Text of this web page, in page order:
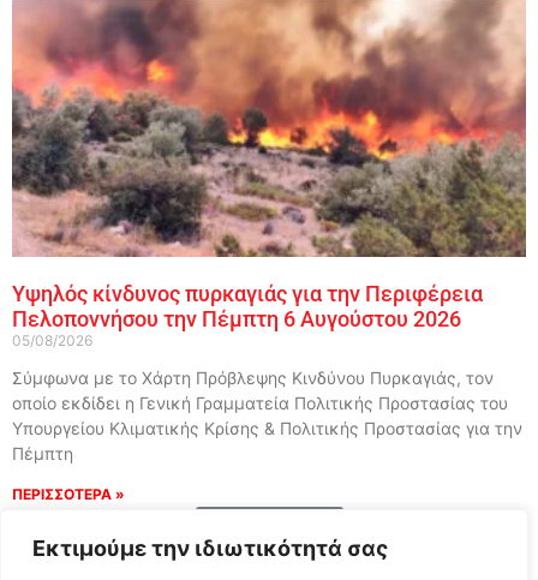
Εκτιμούμε την ιδιωτικότητά σας
Υψηλός κίνδυνος πυρκαγιάς για την Περιφέρεια
Πελοποννήσου την Πέμπτη 6 Αυγούστου 2026
05/08/2026
Σύμφωνα με το Χάρτη Πρόβλεψης Κινδύνου Πυρκαγιάς, τον
οποίο εκδίδει η Γενική Γραμματεία Πολιτικής Προστασίας του
Υπουργείου Κλιματικής Κρίσης & Πολιτικής Προστασίας για την
Πέμπτη
ΠΕΡΙΣΣΟΤΕΡΑ »